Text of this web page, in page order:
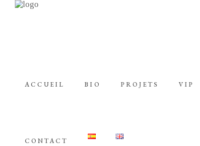
ACCUEIL BIO PROJETS VIP
CONTACT